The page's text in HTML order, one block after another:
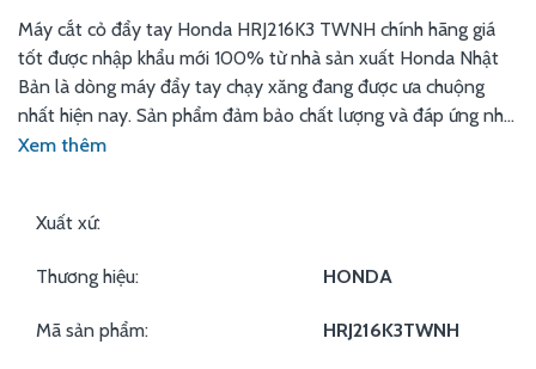
Máy cắt cỏ đẩy tay Honda HRJ216K3 TWNH chính hãng giá
tốt được nhập khẩu mới 100% từ nhà sản xuất Honda Nhật
Bản là dòng máy đẩy tay chạy xăng đang được ưa chuộng
nhất hiện nay. Sản phẩm đảm bảo chất lượng và đáp ứng nhu
cầu sử dụng như: cắt cỏ sân banh, cắt cỏ sân vườn, cỏ nhung
Xem thêm
Xuất xứ:
Thương hiệu: HONDA
Mã sản phẩm: HRJ216K3TWNH